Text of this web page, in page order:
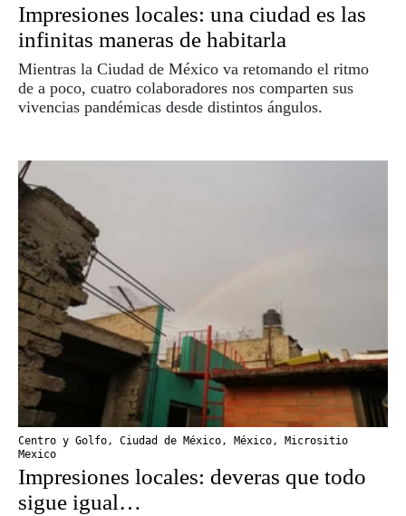
Impresiones locales: una ciudad es las
infinitas maneras de habitarla
Mientras la Ciudad de México va retomando el ritmo
de a poco, cuatro colaboradores nos comparten sus
vivencias pandémicas desde distintos ángulos.
Centro y Golfo, Ciudad de México, México, Micrositio
Mexico
Impresiones locales: deveras que todo
sigue igual…